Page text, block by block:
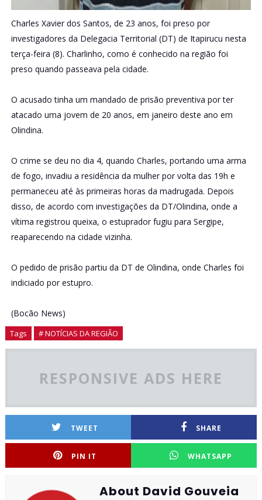
Charles Xavier dos Santos, de 23 anos, foi preso por
investigadores da Delegacia Territorial (DT) de Itapirucu nesta
terça-feira (8). Charlinho, como é conhecido na região foi
preso quando passeava pela cidade.
O acusado tinha um mandado de prisão preventiva por ter
atacado uma jovem de 20 anos, em janeiro deste ano em
Olindina.
O crime se deu no dia 4, quando Charles, portando uma arma
de fogo, invadiu a residência da mulher por volta das 19h e
permaneceu até às primeiras horas da madrugada. Depois
disso, de acordo com investigações da DT/Olindina, onde a
vítima registrou queixa, o estuprador fugiu para Sergipe,
reaparecendo na cidade vizinha.
O pedido de prisão partiu da DT de Olindina, onde Charles foi
indiciado por estupro.
(Bocão News)
Tags # NOTÍCIAS DA REGIÃO
RESPONSIVE ADS HERE
TWEET SHARE
PIN IT WHATSAPP
About David Gouveia